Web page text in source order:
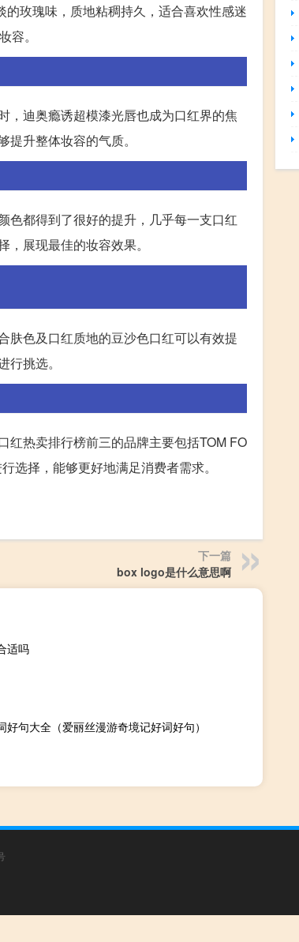
玫瑰味，质地粘稠持久，适合喜欢性感迷
容。
，迪奥瘾诱超模漆光唇也成为口红界的焦
升整体妆容的气质。
色都得到了很好的提升，几乎每一支口红
展现最佳的妆容效果。
肤色及口红质地的豆沙色口红可以有效提
挑选。
红热卖排行榜前三的品牌主要包括TOM FO
选择，能够更好地满足消费者需求。
下一篇
box logo是什么意思啊
适吗
句大全（爱丽丝漫游奇境记好词好句）